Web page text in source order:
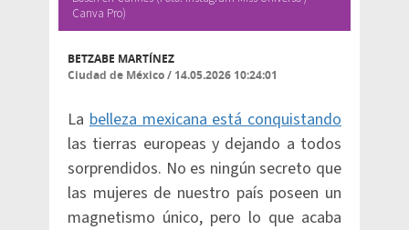
Canva Pro)
BETZABE MARTÍNEZ
Ciudad de México/ 14.05.2026 10:24:01
Labelleza mexicana está conquistando
las tierras europeas y dejando a todos
sorprendidos. No es ningún secreto que
las mujeres de nuestro país poseen un
magnetismo único, pero lo que acaba